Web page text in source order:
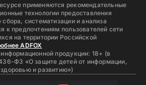
применяются рекомендательные
технологии предоставления
систематизации и анализа
к предпочтениям пользователей сети
на территории Российской
ADFOX
информационной продукции: 18+ (в
ФЗ «О защите детей от информации,
и развитию»)